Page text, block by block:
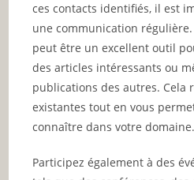
ces contacts identifiés, il est
une communication régulière.
peut être un excellent outil
des articles intéressants ou
publications des autres. Cela
existantes tout en vous
connaître dans votre domaine.
Participez également à des